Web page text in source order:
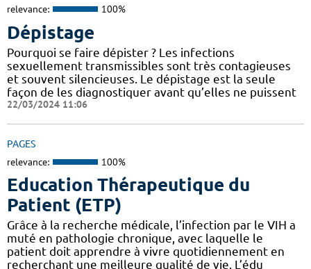
relevance: 100%
Dépistage
Pourquoi se faire dépister ? Les infections
sexuellement transmissibles sont très contagieuses
et souvent silencieuses. Le dépistage est la seule
façon de les diagnostiquer avant qu’elles ne puissent
22/03/2024 11:06
PAGES
relevance: 100%
Education Thérapeutique du
Patient (ETP)
Grâce à la recherche médicale, l’infection par le VIH a
muté en pathologie chronique, avec laquelle le
patient doit apprendre à vivre quotidiennement en
recherchant une meilleure qualité de vie. L’édu